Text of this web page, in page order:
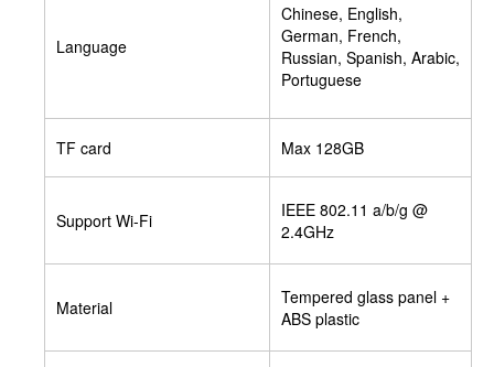
Language
Chinese, English,
German, French,
Russian, Spanish, Arabic,
Portuguese
TF card Max 128GB
Support Wi-Fi
IEEE 802.11 a/b/g @
2.4GHz
Material
Tempered glass panel +
ABS plastic